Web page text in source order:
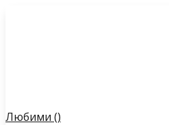
Любими ()